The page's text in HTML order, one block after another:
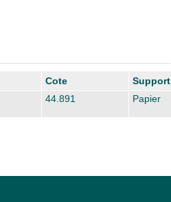
Cote Support
44.891 Papier